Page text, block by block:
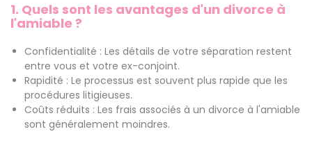
1. Quels sont les avantages d'un divorce à
l'amiable ?
Confidentialité : Les détails de votre séparation restent
entre vous et votre ex-conjoint.
Rapidité : Le processus est souvent plus rapide que les
procédures litigieuses.
Coûts réduits : Les frais associés à un divorce à l'amiable
sont généralement moindres.